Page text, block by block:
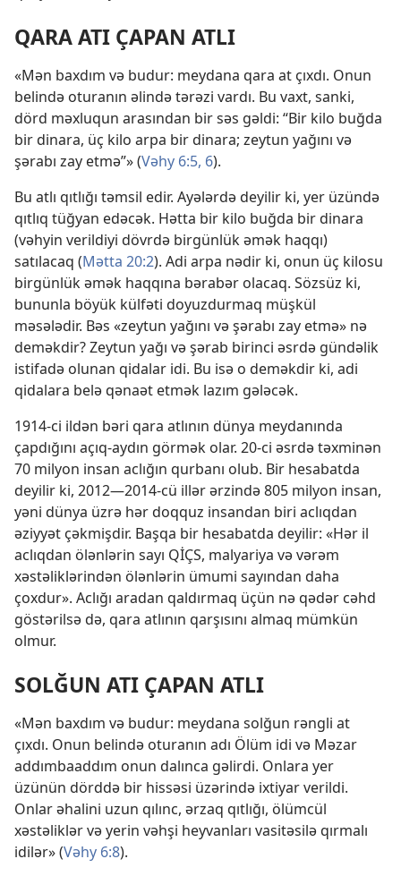
QARA ATI ÇAPAN ATLI
«Mən baxdım və budur: meydana qara at çıxdı. Onun
belində oturanın əlində tərəzi vardı. Bu vaxt, sanki,
dörd məxluqun arasından bir səs gəldi: “Bir kilo buğda
bir dinara, üç kilo arpa bir dinara; zeytun yağını və
şərabı zay etmə”» (Vəhy 6:5, 6).
Bu atlı qıtlığı təmsil edir. Ayələrdə deyilir ki, yer üzündə
qıtlıq tüğyan edəcək. Hətta bir kilo buğda bir dinara
(vəhyin verildiyi dövrdə birgünlük əmək haqqı)
satılacaq (Mətta 20:2). Adi arpa nədir ki, onun üç kilosu
birgünlük əmək haqqına bərabər olacaq. Sözsüz ki,
bununla böyük külfəti doyuzdurmaq müşkül
məsələdir. Bəs «zeytun yağını və şərabı zay etmə» nə
deməkdir? Zeytun yağı və şərab birinci əsrdə gündəlik
istifadə olunan qidalar idi. Bu isə o deməkdir ki, adi
qidalara belə qənaət etmək lazım gələcək.
1914-ci ildən bəri qara atlının dünya meydanında
çapdığını açıq-aydın görmək olar. 20-ci əsrdə təxminən
70 milyon insan aclığın qurbanı olub. Bir hesabatda
deyilir ki, 2012—2014-cü illər ərzində 805 milyon insan,
yəni dünya üzrə hər doqquz insandan biri aclıqdan
əziyyət çəkmişdir. Başqa bir hesabatda deyilir: «Hər il
aclıqdan ölənlərin sayı QİÇS, malyariya və vərəm
xəstəliklərindən ölənlərin ümumi sayından daha
çoxdur». Aclığı aradan qaldırmaq üçün nə qədər cəhd
göstərilsə də, qara atlının qarşısını almaq mümkün
olmur.
SOLĞUN ATI ÇAPAN ATLI
«Mən baxdım və budur: meydana solğun rəngli at
çıxdı. Onun belində oturanın adı Ölüm idi və Məzar
addımbaaddım onun dalınca gəlirdi. Onlara yer
üzünün dörddə bir hissəsi üzərində ixtiyar verildi.
Onlar əhalini uzun qılınc, ərzaq qıtlığı, ölümcül
xəstəliklər və yerin vəhşi heyvanları vasitəsilə qırmalı
idilər» (Vəhy 6:8).